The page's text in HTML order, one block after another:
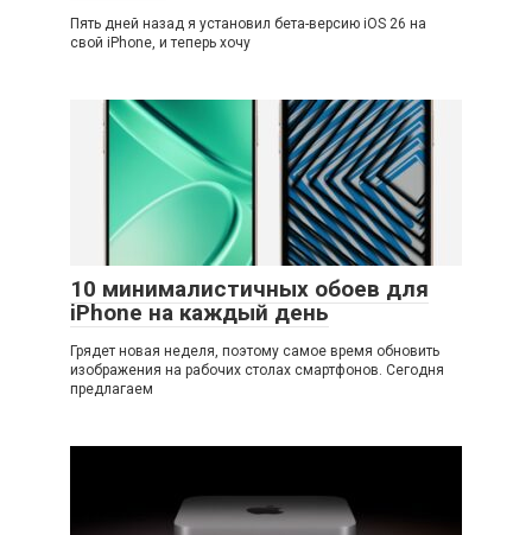
Пять дней назад я установил бета-версию iOS 26 на
свой iPhone, и теперь хочу
10 минималистичных обоев для
iPhone на каждый день
Грядет новая неделя, поэтому самое время обновить
изображения на рабочих столах смартфонов. Сегодня
предлагаем